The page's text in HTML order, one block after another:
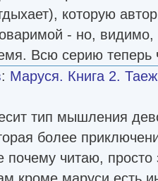
которую
- но, видимо,
Всю серию теперь
: Маруся. Книга 2.
тип мышления
более
почему читаю,